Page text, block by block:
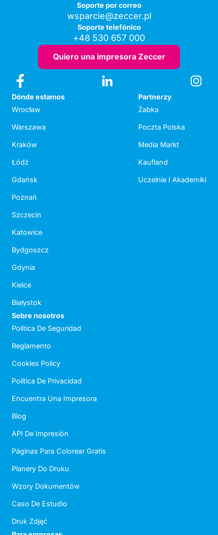
Soporte por correo
wsparcie@zeccer.pl
Soporte telefónico
+48 530 657 000
Quiero una impresora Zeccer
Dónde estamos
Wrocław
Warszawa
Kraków
Łódź
Gdańsk
Poznań
Szczecin
Katowice
Bydgoszcz
Gdynia
Kielce
Białystok
Partnerzy
Żabka
Poczta Polska
Media Markt
Kaufland
Uczelnie I Akademiki
Sobre nosotros
Política De Seguridad
Reglamento
Cookies Policy
Política De Privacidad
Encuentra Una Impresora
Blog
API De Impresión
Páginas Para Colorear Gratis
Planery Do Druku
Wzory Dokumentów
Caso De Estudio
Druk Zdjęć